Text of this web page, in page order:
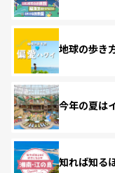
地球の歩き
今年の夏は
知れば知る